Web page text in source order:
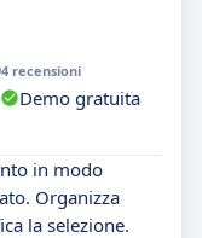
recensioni
Demo gratuita
in modo
Organizza
la selezione.